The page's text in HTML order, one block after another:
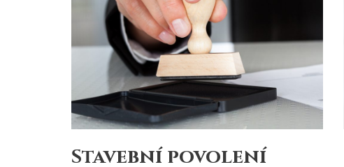
Stavební povolení